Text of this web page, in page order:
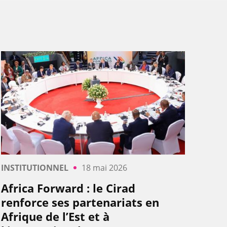
INSTITUTIONNEL 18 mai 2026
Africa Forward : le Cirad
renforce ses partenariats en
Afrique de l’Est et à